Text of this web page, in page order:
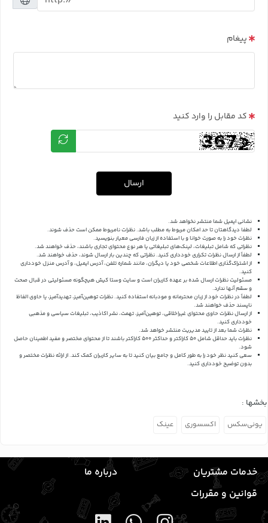
پیغام
کد مقابل را وارد کنید
ارسال
نشانی ایمیل شما منتشر نخواهد شد.
لطفا دیدگاهتان تا حد امکان مربوط به مطلب باشد. نظرات نامربوط ممکن است حذف شوند.
نظرات خود را به صورت خوانا و با استفاده از زبان فارسی معیار بنویسید.
نظراتی که شامل تبلیغات، لینک‌های تبلیغاتی یا هر نوع محتوای تجاری باشند، حذف خواهند شد.
لطفاً از ارسال نظرات تکراری خودداری کنید. نظراتی که چندین بار ارسال شوند، حذف خواهند شد.
از اشتراک‌گذاری اطلاعات شخصی خود یا دیگران، مانند شماره تلفن، آدرس ایمیل، و آدرس منزل خودداری
کنید.
مسئولیت نظرات ارسال شده بر عهده کاربران است و سایت وستا کیش هیچگونه مسئولیتی در قبال صحت
و سقم آنها ندارد.
لطفاً در نظرات خود از زبان محترمانه و مودبانه استفاده کنید. نظرات توهین‌آمیز، تهدیدآمیز، یا حاوی الفاظ
ناپسند حذف خواهند شد.
از ارسال نظرات حاوی محتوای غیراخلاقی، توهین‌آمیز، تهمت، نشر اکاذیب، تبلیغات سیاسی و مذهبی
خودداری کنید.
نظرات شما بعد از تایید مدیریت منتشر خواهد شد.
نظرات باید حداقل شامل 50 کاراکتر و حداکثر 500 کاراکتر باشند تا از محتوای مختصر و مفید اطمینان حاصل
شود.
سعی کنید نظر خود را به طور کامل و جامع بیان کنید تا به سایر کاربران کمک کند.از ارائه نظرات مختصر و
بدون توضیح خودداری کنید.
بخشها :
یونی‌سکس اکسسوری عینک
خدمات مشتریان
درباره ما
قوانین و مقررات